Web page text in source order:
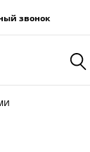
звонок